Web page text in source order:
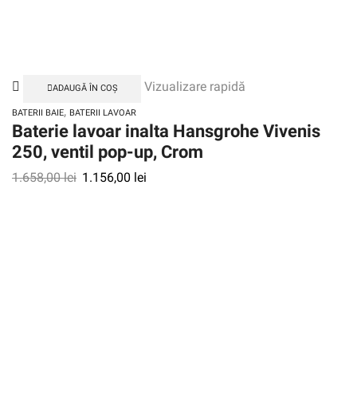
ADAUGĂ ÎN COȘ Vizualizare rapidă
BATERII BAIE, BATERII LAVOAR
Baterie lavoar inalta Hansgrohe Vivenis
250, ventil pop-up, Crom
1.658,00lei 1.156,00 lei